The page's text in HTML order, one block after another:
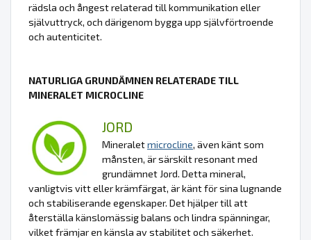
rädsla och ångest relaterad till kommunikation eller
självuttryck, och därigenom bygga upp självförtroende
och autenticitet.
NATURLIGA GRUNDÄMNEN RELATERADE TILL
MINERALET MICROCLINE
JORD
Mineraletmicrocline, även känt som
månsten, är särskilt resonant med
grundämnet Jord. Detta mineral,
vanligtvis vitt eller krämfärgat, är känt för sina lugnande
och stabiliserande egenskaper. Det hjälper till att
återställa känslomässig balans och lindra spänningar,
vilket främjar en känsla av stabilitet och säkerhet.